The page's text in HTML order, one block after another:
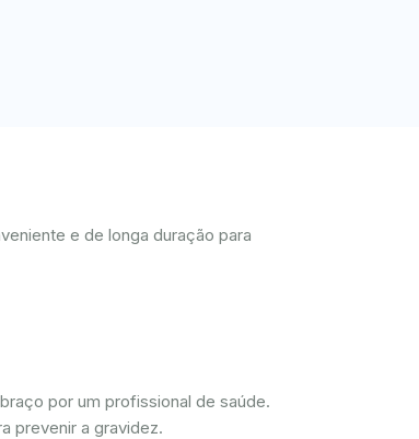
e de longa duração para
por um profissional de saúde.
prevenir a gravidez.